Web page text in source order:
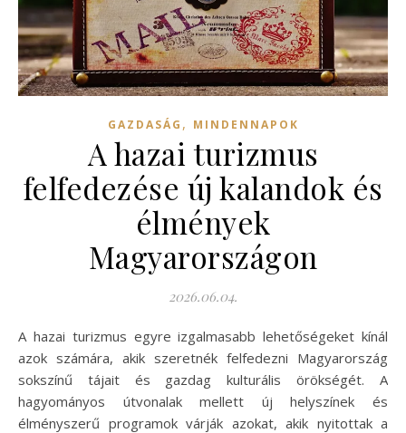
GAZDASÁG , MINDENNAPOK
A hazai turizmus
felfedezése új kalandok és
élmények
Magyarországon
2026.06.04.
A hazai turizmus egyre izgalmasabb lehetőségeket kínál
azok számára, akik szeretnék felfedezni Magyarország
sokszínű tájait és gazdag kulturális örökségét. A
hagyományos útvonalak mellett új helyszínek és
élményszerű programok várják azokat, akik nyitottak a